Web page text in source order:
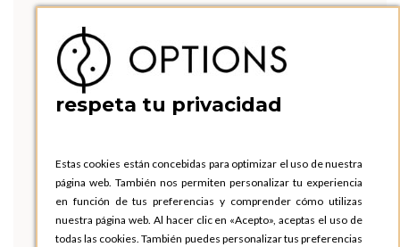
respeta tu privacidad
Estas cookies están concebidas para optimizar el uso de nuestra
página web. También nos permiten personalizar tu experiencia
en función de tus preferencias y comprender cómo utilizas
nuestra página web. Al hacer clic en «Acepto», aceptas el uso de
todas las cookies. También puedes personalizar tus preferencias